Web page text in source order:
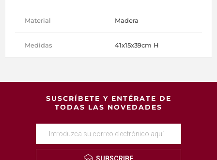
Material Madera
Medidas 41x15x39cm H
SUSCRÍBETE Y ENTÉRATE DE
TODAS LAS NOVEDADES